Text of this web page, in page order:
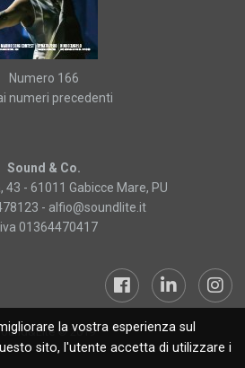
la vostra esperienza sul
sito, l'utente accetta di utilizzare i
Numero 166
numeri precedenti
Sound & Co.
43 - 61011 Gabicce Mare, PU
- alfio@soundlite.it
01364470417
© 2019